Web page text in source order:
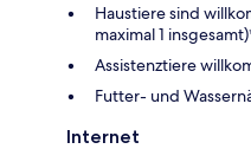
Haustiere sind
maximal 1
Assistenztiere
Futter- und
Internet